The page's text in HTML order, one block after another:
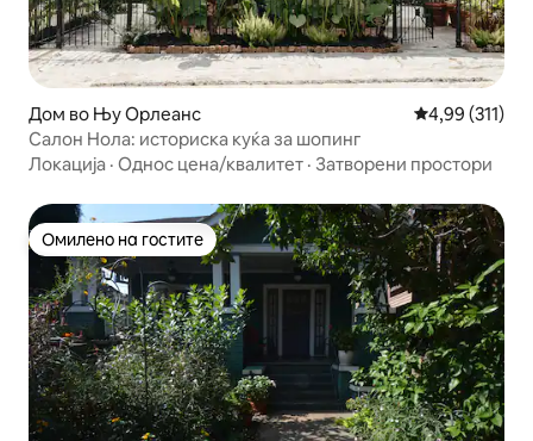
Дом во Њу Орлеанс Просечна
4,99 (311)
Салон Нола: историска куќа за шопинг
Локација · Однос цена/квалитет · Затворени простори
Омилено на гостите
Омилено на гостите